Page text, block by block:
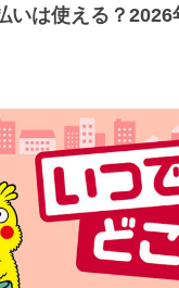
いは使える？2026